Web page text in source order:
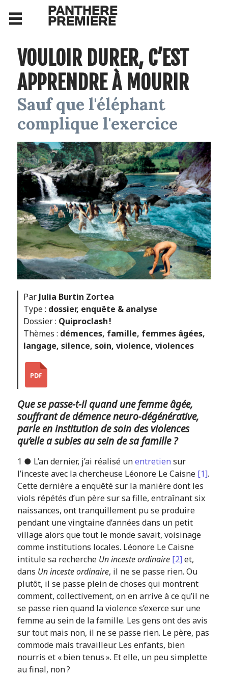
PANTHERE
PREMIERE
VOULOIR DURER, C’EST
APPRENDRE À MOURIR
Sauf que l'éléphant
complique l'exercice
Par Julia Burtin Zortea
Type : dossier, enquête & analyse
Dossier : Quiproclash !
Thèmes : démences, famille, femmes âgées,
langage, silence, soin, violence, violences
Que se passe-t-il quand une femme âgée,
souffrant de démence neuro-dégénérative,
parle en institution de soin des violences
qu’elle a subies au sein de sa famille ?
1 ● L’an dernier, j’ai réalisé unentretien sur
l’inceste avec la chercheuse Léonore Le Caisne [1].
Cette dernière a enquêté sur la manière dont les
viols répétés d’un père sur sa fille, entraînant six
naissances, ont tranquillement pu se produire
pendant une vingtaine d’années dans un petit
village alors que tout le monde savait, voisinage
comme institutions locales. Léonore Le Caisne
intitule sa recherche Un inceste ordinaire [2]et,
dans Un inceste ordinaire, il ne se passe rien. Ou
plutôt, il se passe plein de choses qui montrent
comment, collectivement, on en arrive à ce qu’il ne
se passe rien quand la violence s’exerce sur une
femme au sein de la famille. Les gens ont des avis
sur tout mais non, il ne se passe rien. Le père, pas
commode mais travailleur. Les enfants, bien
nourris et « bien tenus ». Et elle, un peu simplette
au final, non ?